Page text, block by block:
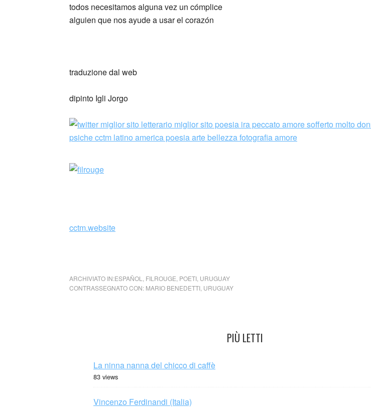
todos necesitamos alguna vez un cómplice
alguien que nos ayude a usar el corazón
traduzione dal web
dipinto Igli Jorgo
cctm.website
ARCHIVIATO IN:ESPAÑOL FILROUGE POETI URUGUAY
CONTRASSEGNATO CON: MARIO BENEDETTI URUGUAY
PIÙ LETTI
La ninna nanna del chicco di caffè
83 views
Vincenzo Ferdinandi (Italia)